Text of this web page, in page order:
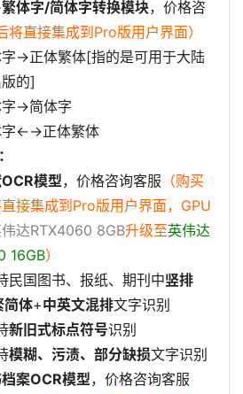
体字/简体字转换模块，价格咨
将直接集成到Pro版用户界面）
→正体繁体[指的是可用于大陆
的]
字→简体字
字←→正体繁体
模型，价格咨询客服 （购买
接集成到Pro版用户界面，GPU
达RTX4060 8GB升级至英伟达
16GB）
民国图书、报纸、期刊中竖排
简体+中英文混排文字识别
新旧式标点符号识别
模糊、污渍、部分缺损文字识别
案OCR模型，价格咨询客服